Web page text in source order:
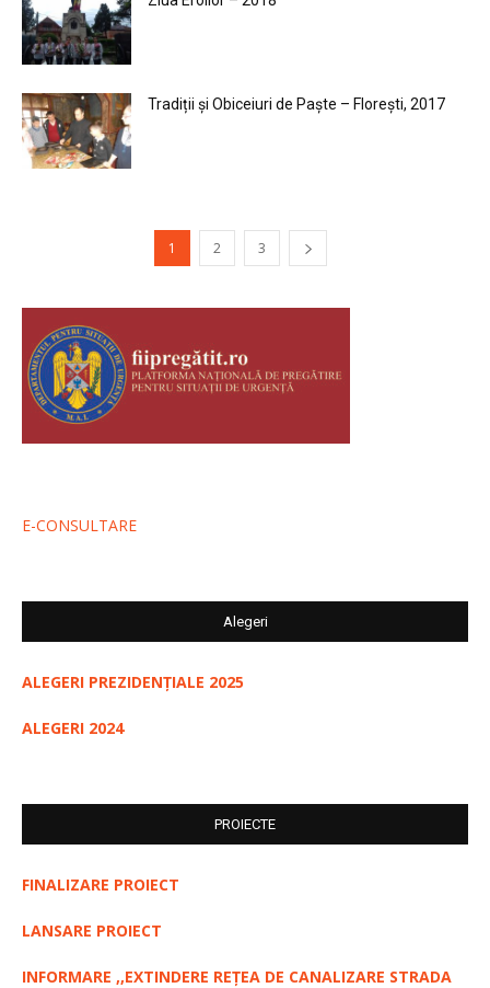
Tradiții și Obiceiuri de Paște – Florești, 2017
1 2 3
E-CONSULTARE
Alegeri
ALEGERI PREZIDENȚIALE 2025
ALEGERI 2024
PROIECTE
FINALIZARE PROIECT
LANSARE PROIECT
INFORMARE ,,EXTINDERE REȚEA DE CANALIZARE STRADA